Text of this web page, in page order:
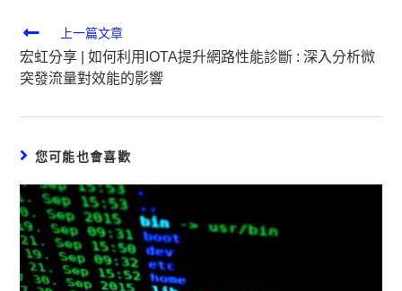
上一篇文章
宏虹分享 | 如何利用IOTA提升網路性能診斷 : 深入分析微
突發流量對效能的影響
您可能也會喜歡